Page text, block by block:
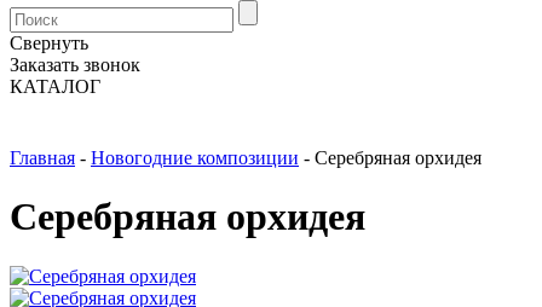
Свернуть
Заказать звонок
КАТАЛОГ
Главная - Новогодние композиции - Серебряная орхидея
Серебряная орхидея